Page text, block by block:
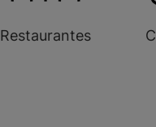
Restaurantes